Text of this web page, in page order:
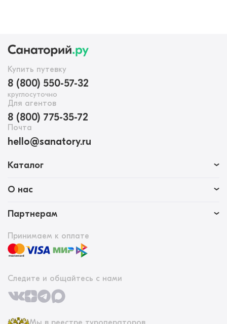
Купить путевку
8 (800) 550-57-32
круглосуточно
Для агентов
8 (800) 775-35-72
Почта
hello@sanatory.ru
Каталог
О нас
Партнерам
Принимаем к оплате
Следите и общайтесь с нами